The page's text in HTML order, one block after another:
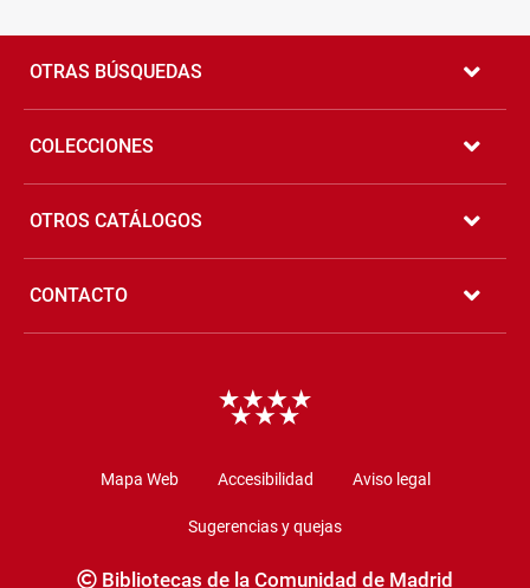
OTRAS BÚSQUEDAS
COLECCIONES
OTROS CATÁLOGOS
CONTACTO
Mapa Web Accesibilidad Aviso legal
Sugerencias y quejas
Bibliotecas de la Comunidad de Madrid